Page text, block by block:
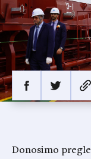
Donosimo